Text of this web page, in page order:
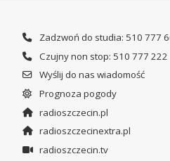
Zadzwoń do studia: 510 777
Czujny non stop: 510 777 222
Wyślij do nas wiadomość
Prognoza pogody
radioszczecin.pl
radioszczecinextra.pl
radioszczecin.tv